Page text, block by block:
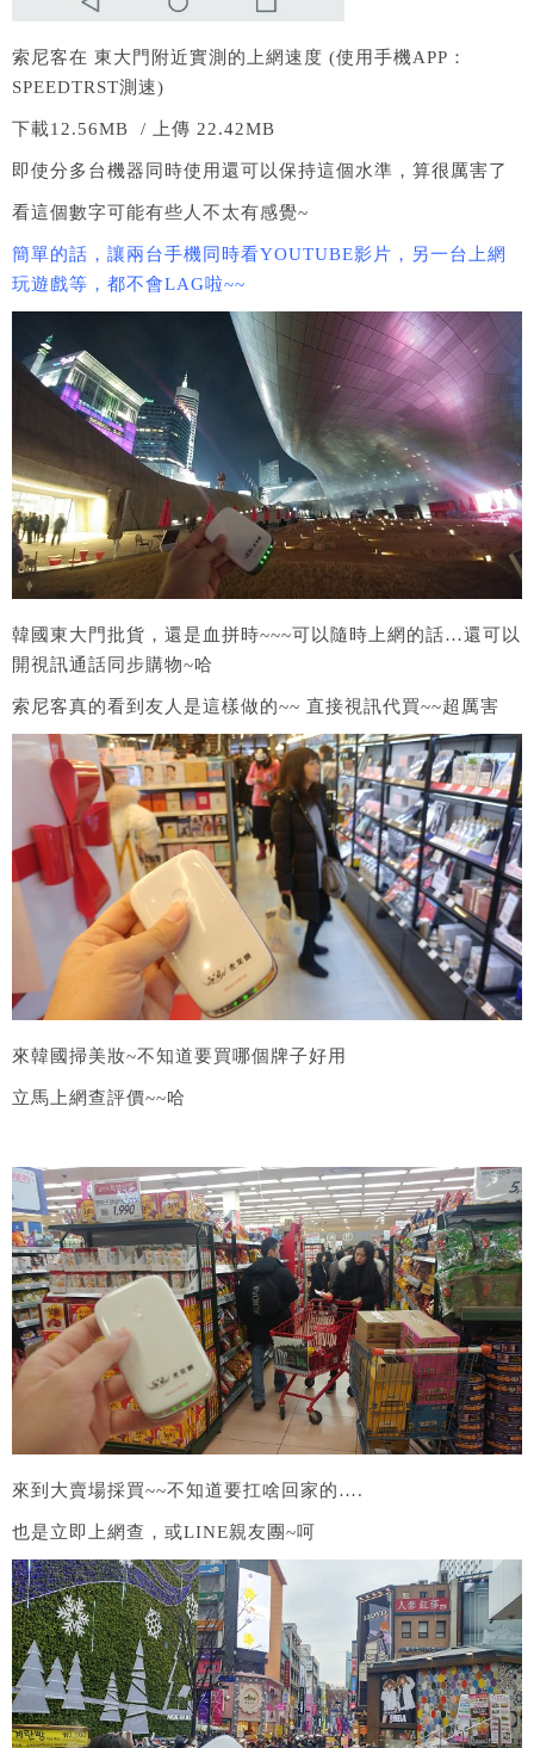
索尼客在 東大門附近實測的上網速度 (使用手機APP：
SPEEDTRST測速)
下載12.56MB / 上傳 22.42MB
即使分多台機器同時使用還可以保持這個水準，算很厲害了
看這個數字可能有些人不太有感覺~
簡單的話，讓兩台手機同時看YOUTUBE影片，另一台上網
玩遊戲等，都不會LAG啦~~
韓國東大門批貨，還是血拼時~~~可以隨時上網的話…還可以
開視訊通話同步購物~哈
索尼客真的看到友人是這樣做的~~ 直接視訊代買~~超厲害
來韓國掃美妝~不知道要買哪個牌子好用
立馬上網查評價~~哈
來到大賣場採買~~不知道要扛啥回家的….
也是立即上網查，或LINE親友團~呵